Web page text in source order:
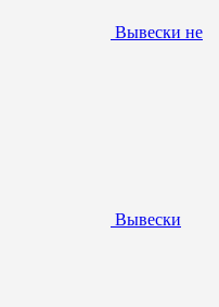
Вывески не
Вывески